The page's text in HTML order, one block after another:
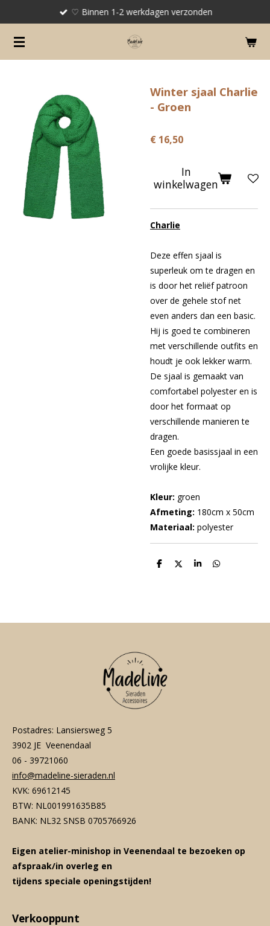
naar
de
♡ Binnen 1-2 werkdagen verzonden
Winter sjaal Charlie
- Groen
€ 16,50
In
winkelwagen
Charlie
Deze effen sjaal is
superleuk om te dragen en
is door het reliëf patroon
over de gehele stof net
even anders dan een basic.
Hij is goed te combineren
met verschillende outfits en
houdt je ook lekker warm.
De sjaal is gemaakt van
comfortabel polyester en is
door het formaat op
verschillende manieren te
dragen.
Een goede basissjaal in een
vrolijke kleur.
Kleur: groen
Afmeting: 180cm x 50cm
Materiaal: polyester
D
D
S
D
Postadres: Lansiersweg 5
3902 JE Veenendaal
06 - 39721060
info@madeline-sieraden.nl
KVK: 69612145
BTW: NL001991635B85
BANK: NL32 SNSB 0705766926
Eigen atelier-minishop in Veenendaal te bezoeken op
afspraak/in overleg en
tijdens speciale openingstijden!
Verkooppunt